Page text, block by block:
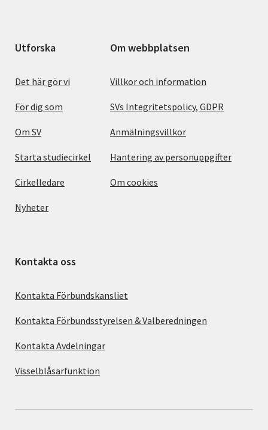
Utforska
Det här gör vi
För dig som
Om SV
Starta studiecirkel
Cirkelledare
Nyheter
Om webbplatsen
Villkor och information
SVs Integritetspolicy, GDPR
Anmälningsvillkor
Hantering av personuppgifter
Om cookies
Kontakta oss
Kontakta Förbundskansliet
Kontakta Förbundsstyrelsen & Valberedningen
Kontakta Avdelningar
Visselblåsarfunktion